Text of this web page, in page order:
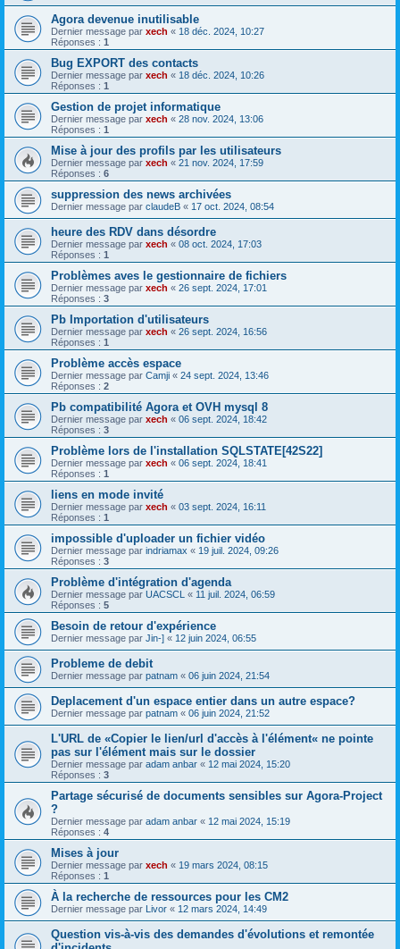
Agora devenue inutilisable
Dernier message par xech « 18 déc. 2024, 10:27
Réponses : 1
Bug EXPORT des contacts
Dernier message par xech « 18 déc. 2024, 10:26
Réponses : 1
Gestion de projet informatique
Dernier message par xech « 28 nov. 2024, 13:06
Réponses : 1
Mise à jour des profils par les utilisateurs
Dernier message par xech « 21 nov. 2024, 17:59
Réponses : 6
suppression des news archivées
Dernier message par claudeB « 17 oct. 2024, 08:54
heure des RDV dans désordre
Dernier message par xech « 08 oct. 2024, 17:03
Réponses : 1
Problèmes aves le gestionnaire de fichiers
Dernier message par xech « 26 sept. 2024, 17:01
Réponses : 3
Pb Importation d'utilisateurs
Dernier message par xech « 26 sept. 2024, 16:56
Réponses : 1
Problème accès espace
Dernier message par Camji « 24 sept. 2024, 13:46
Réponses : 2
Pb compatibilité Agora et OVH mysql 8
Dernier message par xech « 06 sept. 2024, 18:42
Réponses : 3
Problème lors de l'installation SQLSTATE[42S22]
Dernier message par xech « 06 sept. 2024, 18:41
Réponses : 1
liens en mode invité
Dernier message par xech « 03 sept. 2024, 16:11
Réponses : 1
impossible d'uploader un fichier vidéo
Dernier message par indriamax « 19 juil. 2024, 09:26
Réponses : 3
Problème d'intégration d'agenda
Dernier message par UACSCL « 11 juil. 2024, 06:59
Réponses : 5
Besoin de retour d'expérience
Dernier message par Jin-] « 12 juin 2024, 06:55
Probleme de debit
Dernier message par patnam « 06 juin 2024, 21:54
Deplacement d'un espace entier dans un autre espace?
Dernier message par patnam « 06 juin 2024, 21:52
L'URL de «Copier le lien/url d'accès à l'élément« ne pointe
pas sur l'élément mais sur le dossier
Dernier message par adam anbar « 12 mai 2024, 15:20
Réponses : 3
Partage sécurisé de documents sensibles sur Agora-Project
?
Dernier message par adam anbar « 12 mai 2024, 15:19
Réponses : 4
Mises à jour
Dernier message par xech « 19 mars 2024, 08:15
Réponses : 1
À la recherche de ressources pour les CM2
Dernier message par Livor « 12 mars 2024, 14:49
Question vis-à-vis des demandes d'évolutions et remontée